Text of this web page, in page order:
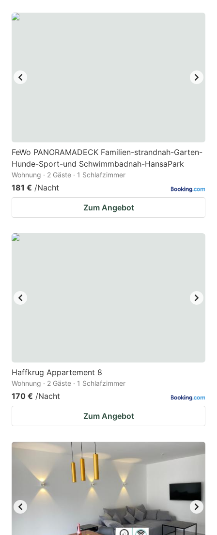
FeWo PANORAMADECK Familien-strandnah-Garten-
Hunde-Sport-und Schwimmbadnah-HansaPark
Wohnung · 2 Gäste · 1 Schlafzimmer
181 € /Nacht
Zum Angebot
Haffkrug Appartement 8
Wohnung · 2 Gäste · 1 Schlafzimmer
170 € /Nacht
Zum Angebot